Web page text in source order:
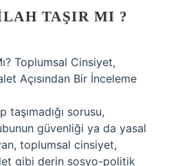
TAŞIR MI ?
Toplumsal Cinsiyet,
Açısından Bir İnceleme
taşımadığı sorusu,
güvenliği ya da yasal
toplumsal cinsiyet,
gibi derin sosyo-politik